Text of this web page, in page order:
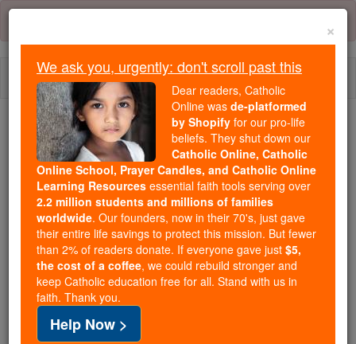
Skip
content
Trending:
Daily Reading for Thursday, October ...
Today's Reading The Mysteries of the Rosary
Jueces - Capítulo 17
Jueces ⌄ Chapter 17 ⌄
×
We ask you, urgently: don't scroll past this
Dear readers, Catholic
Online was de-platformed
by Shopify for our pro-life
beliefs. They shut down our
Catholic Online, Catholic
Online School, Prayer Candles, and Catholic Online
Learning Resources essential faith tools serving over
2.2 million students and millions of families
worldwide. Our founders, now in their 70's, just gave
their entire life savings to protect this mission. But fewer
than 2% of readers donate. If everyone gave just $5,
the cost of a coffee, we could rebuild stronger and
keep Catholic education free for all. Stand with us in
faith. Thank you.
Help Now >